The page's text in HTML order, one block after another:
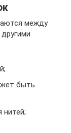
между
быть
нитей;